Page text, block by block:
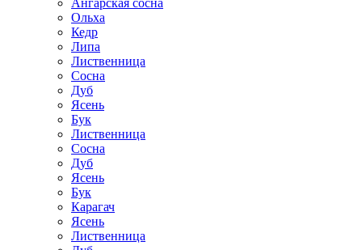
Ангарская сосна
Ольха
Кедр
Липа
Лиственница
Сосна
Дуб
Ясень
Бук
Лиственница
Сосна
Дуб
Ясень
Бук
Карагач
Ясень
Лиственница